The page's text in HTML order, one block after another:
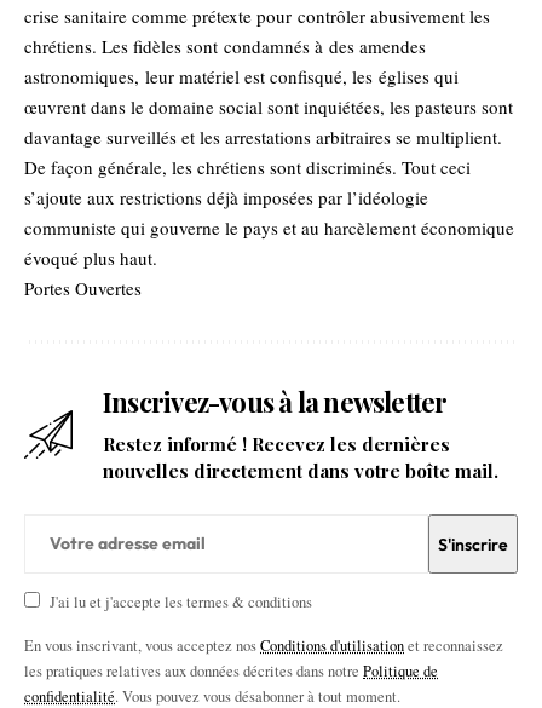
crise sanitaire comme prétexte pour contrôler abusivement les
chrétiens. Les fidèles sont condamnés à des amendes
astronomiques, leur matériel est confisqué, les églises qui
œuvrent dans le domaine social sont inquiétées, les pasteurs sont
davantage surveillés et les arrestations arbitraires se multiplient.
De façon générale, les chrétiens sont discriminés. Tout ceci
s’ajoute aux restrictions déjà imposées par l’idéologie
communiste qui gouverne le pays et au harcèlement économique
évoqué plus haut.
Portes Ouvertes
Inscrivez-vous à la newsletter
Restez informé ! Recevez les dernières
nouvelles directement dans votre boîte mail.
J'ai lu et j'accepte les termes & conditions
En vous inscrivant, vous acceptez nosConditions d'utilisationet reconnaissez
les pratiques relatives aux données décrites dans notre Politique de
confidentialité. Vous pouvez vous désabonner à tout moment.